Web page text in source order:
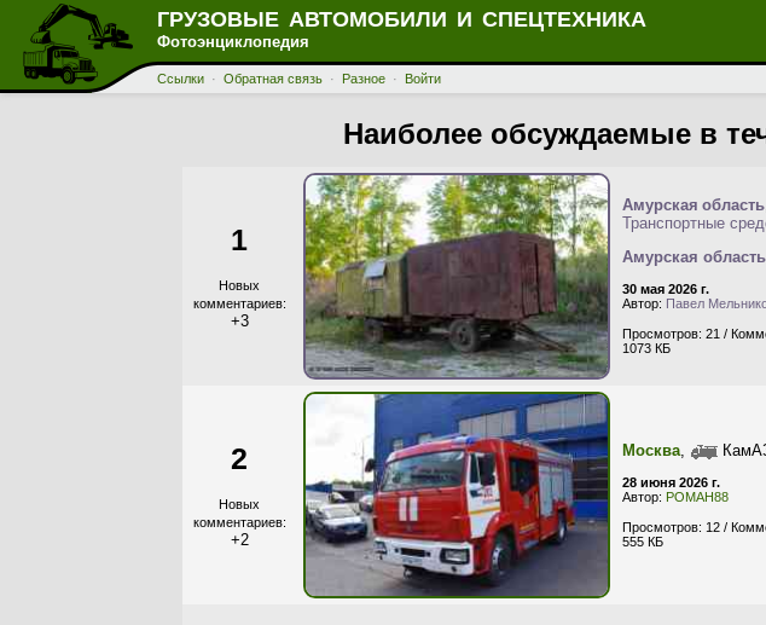
ГРУЗОВЫЕ АВТОМОБИЛИ И СПЕЦТЕХНИКА
Фотоэнциклопедия
Ссылки · Обратная связь · Разное · Войти
Наиболее обсуждаемые в
1
Новых
комментариев:
+3
Амурская область
Транспортные
Амурская область
30 мая 2026 г.
Автор: Павел
Просмотров: 21 /
1073 КБ
2
Новых
комментариев:
+2
Москва,
28 июня 2026 г.
Автор: РОМАН88
Просмотров: 12 /
555 КБ